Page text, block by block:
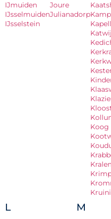
IJmuiden
IJsselmuiden
IJsselstein
Joure
Julianadorp
Koog
L M